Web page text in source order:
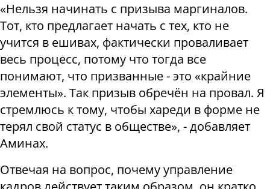
«Нельзя начинать с призыва маргиналов.
Тот, кто предлагает начать с тех, кто не
учится в ешивах, фактически проваливает
весь процесс, потому что тогда все
понимают, что призванные - это «крайние
элементы». Так призыв обречён на провал. Я
стремлюсь к тому, чтобы хареди в форме не
терял свой статус в обществе», - добавляет
Аминах.
Отвечая на вопрос, почему управление